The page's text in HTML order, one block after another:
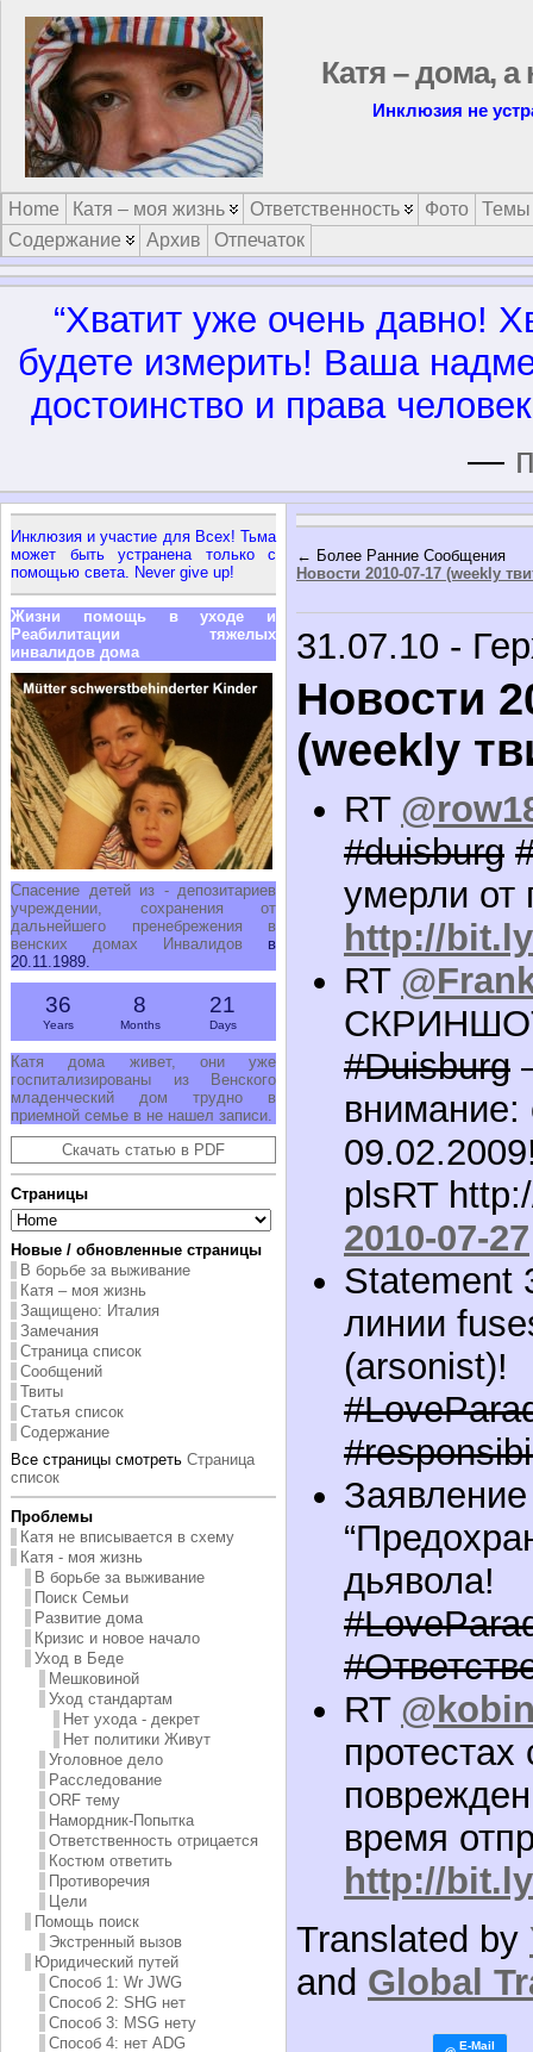
Катя – дома, а
Инклюзия не
Home Катя – моя жизнь Ответственность Фото
Темы
Содержание
Архив Отпечаток
“Хватит уже очень давно!
будете измерить! Ваша
достоинство и права
—
Инклюзия и участие для Всех! Тьма
может быть устранена только с
помощью света. Never give up!
Жизни помощь в уходе и
Реабилитации тяжелых
инвалидов дома
Спасение детей из - депозитариев
учреждении, сохранения от
дальнейшего пренебрежения в
венских домах Инвалидов в
20.11.1989.
36
Years
8
Months
21
Days
Катя дома живет, они уже
госпитализированы из Венского
младенческий дом трудно в
приемной семье в не нашел записи.
Скачать статью в PDF
Страницы
Новые / обновленные страницы
В борьбе за выживание
Катя – моя жизнь
Защищено: Италия
Замечания
Страница список
Сообщений
Твиты
Статья список
Содержание
Все страницы смотреть Страница
список
Проблемы
Катя не вписывается в схему
Катя - моя жизнь
В борьбе за выживание
Поиск Семьи
Развитие дома
Кризис и новое начало
Уход в Беде
Мешковиной
Уход стандартам
Нет ухода - декрет
Нет политики Живут
Уголовное дело
Расследование
ORF тему
Намордник-Попытка
Ответственность отрицается
Костюм ответить
Противоречия
Цели
Помощь поиск
Экстренный вызов
Юридический путей
Способ 1: Wr JWG
Способ 2: SHG нет
Способ 3: MSG нету
Способ 4: нет ADG
← Более Ранние Сообщения
Новости 2010-07-17 (weekly
31.07.10 -
Новости
(weekly
RT
#duisburg
умерли от
http://
RT
#Duisburg
внимание:
plsRT
2010-07-27
Statement
линии
(arsonist)!
дьявола!
RT
время
http://
Translated by
and Global